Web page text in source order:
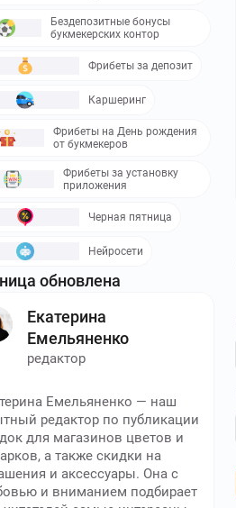
Бездепозитные бонусы
букмекерских контор
Фрибеты за депозит
Каршеринг
Фрибеты на День рождения
от букмекеров
Фрибеты за установку
приложения
Черная пятница
Нейросети
обновлена
Екатерина
Емельяненко
редактор
Емельяненко — наш
редактор по публикации
для магазинов цветов и
а также скидки на
и аксессуары. Она с
и вниманием подбирает